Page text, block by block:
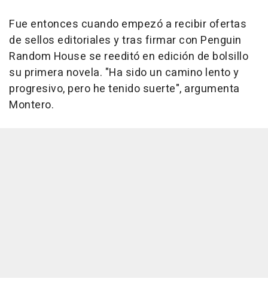
Fue entonces cuando empezó a recibir ofertas
de sellos editoriales y tras firmar con Penguin
Random House se reeditó en edición de bolsillo
su primera novela. "Ha sido un camino lento y
progresivo, pero he tenido suerte", argumenta
Montero.